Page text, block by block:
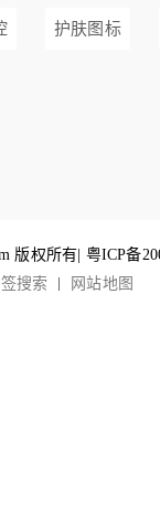
护肤图标
版权所有| 粤ICP备
搜索 网站地图